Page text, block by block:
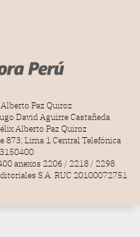
Paz Quiroz
David Aguirre Castañeda
Alberto Paz Quiroz
873, Lima 1 Central Telefónica
anexos 2206 / 2218 / 2298
S.A. RUC 20100072751